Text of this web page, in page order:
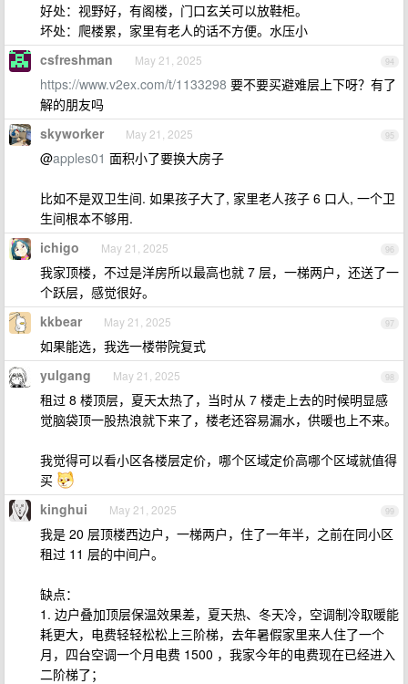
好处：视野好，有阁楼，门口玄关可以放鞋柜。
坏处：爬楼累，家里有老人的话不方便。水压小
94
csfreshman May 21, 2025
https://www.v2ex.com/t/1133298 要不要买避难层上下呀？有了
解的朋友吗
95
skyworker May 21, 2025
@apples01 面积小了要换大房子
比如不是双卫生间. 如果孩子大了, 家里老人孩子 6 口人, 一个卫
生间根本不够用.
96
ichigo May 21, 2025
我家顶楼，不过是洋房所以最高也就 7 层，一梯两户，还送了一
个跃层，感觉很好。
97
kkbear May 21, 2025
如果能选，我选一楼带院复式
98
yulgang May 21, 2025
租过 8 楼顶层，夏天太热了，当时从 7 楼走上去的时候明显感
觉脑袋顶一股热浪就下来了，楼老还容易漏水，供暖也上不来。
我觉得可以看小区各楼层定价，哪个区域定价高哪个区域就值得
买
99
kinghui May 21, 2025
我是 20 层顶楼西边户，一梯两户，住了一年半，之前在同小区
租过 11 层的中间户。
缺点：
1. 边户叠加顶层保温效果差，夏天热、冬天冷，空调制冷取暖能
耗更大，电费轻轻松松上三阶梯，去年暑假家里来人住了一个
月，四台空调一个月电费 1500 ，我家今年的电费现在已经进入
二阶梯了；